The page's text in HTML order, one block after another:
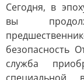
Сегодня, в
вы
безопасность
служба